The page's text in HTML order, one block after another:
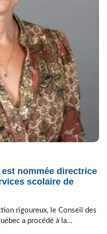
nommée directrice
scolaire de
rigoureux, le Conseil des
a procédé à la...